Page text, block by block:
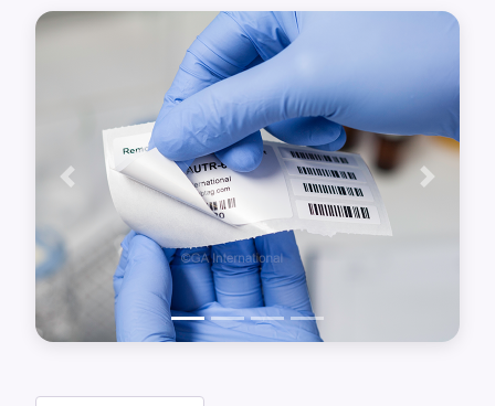
comprennent les formats standard,
cryogéniques (pour le stockage dans l'azote
liquide et au congélateur), ainsi que les formats
Précédent Suivant